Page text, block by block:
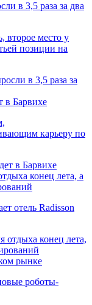
в 3,5 раза за два
второе место у
позиции на
в Барвихе
карьеру по
конец лета, а
отель Radisson
рынке
роботы-